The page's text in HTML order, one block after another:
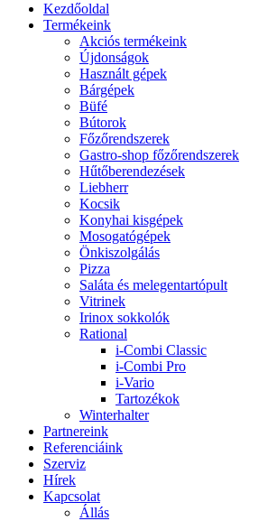
Kezdőoldal
Termékeink
Akciós termékeink
Újdonságok
Használt gépek
Bárgépek
Büfé
Bútorok
Főzőrendszerek
Gastro-shop főzőrendszerek
Hűtőberendezések
Liebherr
Kocsik
Konyhai kisgépek
Mosogatógépek
Önkiszolgálás
Pizza
Saláta és melegentartópult
Vitrinek
Irinox sokkolók
Rational
i-Combi Classic
i-Combi Pro
i-Vario
Tartozékok
Winterhalter
Partnereink
Referenciáink
Szerviz
Hírek
Kapcsolat
Állás